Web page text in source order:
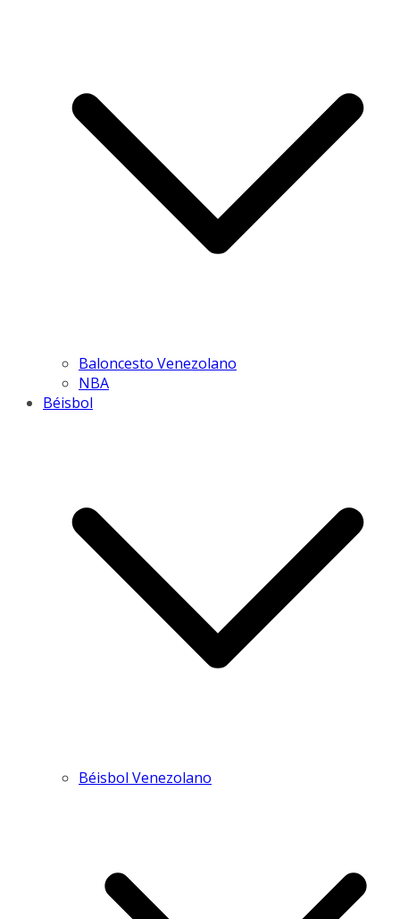
Baloncesto Venezolano
NBA
Béisbol
Béisbol Venezolano